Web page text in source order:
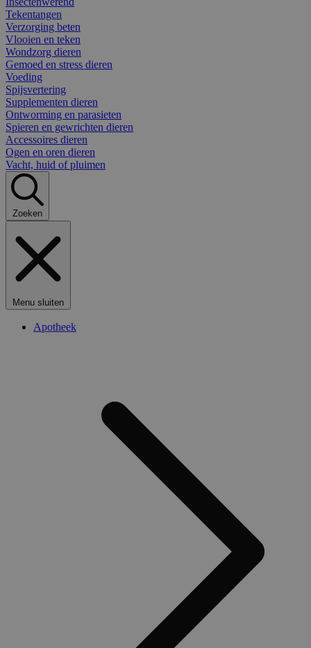
Tekentangen
Verzorging beten
Vlooien en teken
Wondzorg dieren
Gemoed en stress dieren
Voeding
Spijsvertering
Supplementen dieren
Ontworming en parasieten
Spieren en gewrichten dieren
Accessoires dieren
Ogen en oren dieren
Vacht, huid of pluimen
Zoeken
Menu sluiten
Apotheek